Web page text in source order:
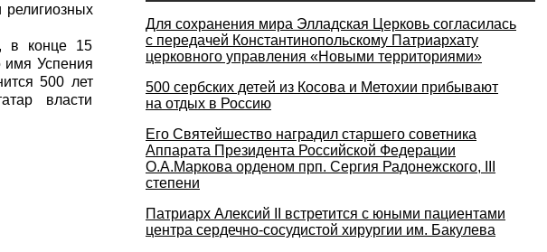
в конце 15
имя Успения
500 лет
власти
Для сохранения мира Элладская Церковь согласилась
с передачей Константинопольскому Патриархату
церковного управления «Новыми территориями»
500 сербских детей из Косова и Метохии прибывают
на отдых в Россию
Его Святейшество наградил старшего советника
Аппарата Президента Российской Федерации
О.А.Маркова орденом прп. Сергия Радонежского, III
степени
Патриарх Алексий II встретится с юными пациентами
центра сердечно-сосудистой хирургии им. Бакулева